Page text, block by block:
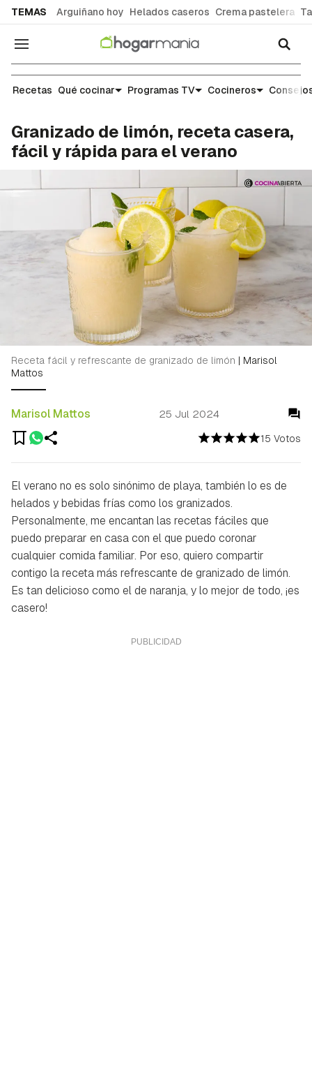
TEMAS Arguiñano hoy Helados caseros Crema pastelera
Navegación
Recetas
Recetas Qué cocinar Programas TV Cocineros
Granizado de limón, receta casera,
fácil y rápida para el verano
15 Votos
Marisol Mattos 25 Jul 2024
Receta fácil y refrescante de granizado de limón | Marisol
Mattos
El verano no es solo sinónimo de playa, también lo es de
helados y bebidas frías como los granizados.
Personalmente, me encantan las recetas fáciles que
puedo preparar en casa con el que puedo coronar
cualquier comida familiar. Por eso, quiero compartir
contigo la receta más refrescante de granizado de limón.
Es tan delicioso como el de naranja, y lo mejor de todo, ¡es
casero!